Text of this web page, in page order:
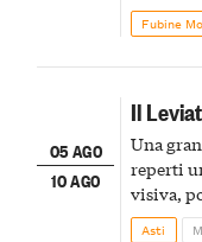
Fubine
05 AGO
10 AGO
Il
Una
reperti
visiva,
della
Asti